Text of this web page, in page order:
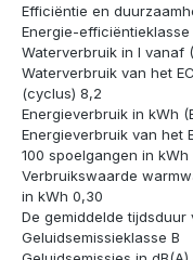
Efficiëntie en
Energie-efficiëntieklasse
Waterverbruik in l vanaf
Waterverbruik van het
(cyclus) 8,2
Energieverbruik in kWh
Energieverbruik van het
100 spoelgangen in
Verbruikswaarde
in kWh 0,30
De gemiddelde
Geluidsemissieklasse B